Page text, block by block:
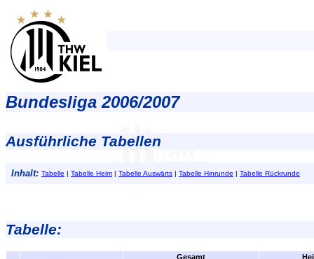
Bundesliga 2006/2007
Ausführliche Tabellen
Inhalt: Tabelle | Tabelle Heim | Tabelle Auswärts | Tabelle Hinrunde | Tabelle Rückrunde
Tabelle:
Gesamt